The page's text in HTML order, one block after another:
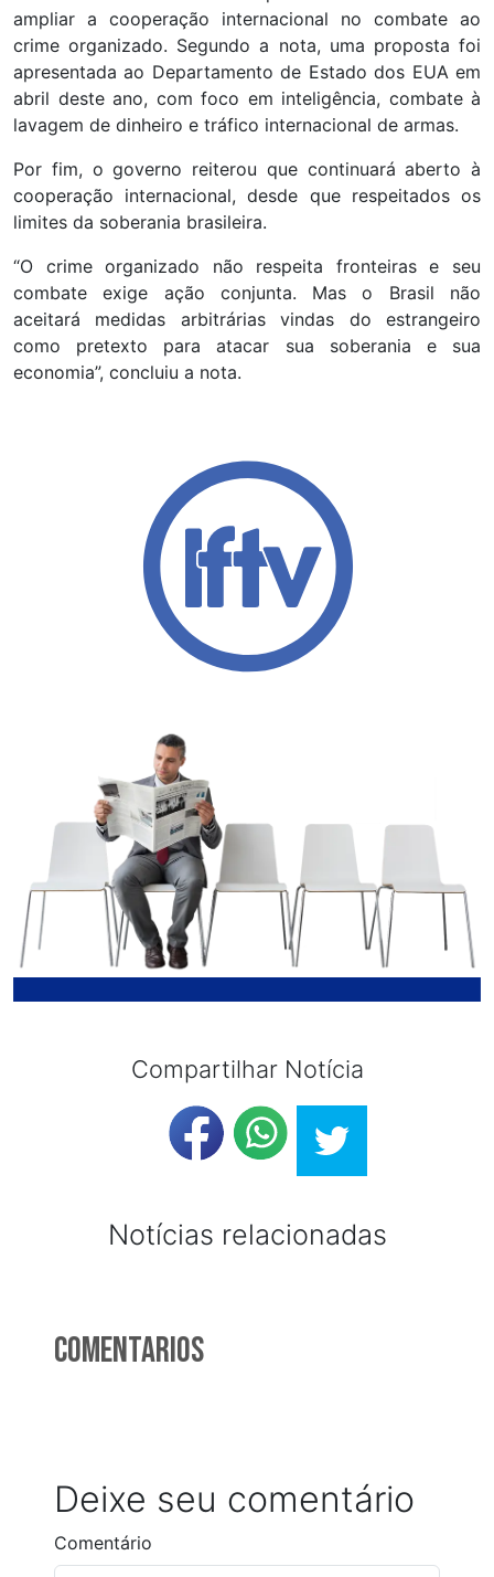
ampliar a cooperação internacional no combate ao
crime organizado. Segundo a nota, uma proposta foi
apresentada ao Departamento de Estado dos EUA em
abril deste ano, com foco em inteligência, combate à
lavagem de dinheiro e tráfico internacional de armas.
Por fim, o governo reiterou que continuará aberto à
cooperação internacional, desde que respeitados os
limites da soberania brasileira.
“O crime organizado não respeita fronteiras e seu
combate exige ação conjunta. Mas o Brasil não
aceitará medidas arbitrárias vindas do estrangeiro
como pretexto para atacar sua soberania e sua
economia”, concluiu a nota.
Compartilhar Notícia
Notícias relacionadas
Comentarios
Deixe seu comentário
Comentário